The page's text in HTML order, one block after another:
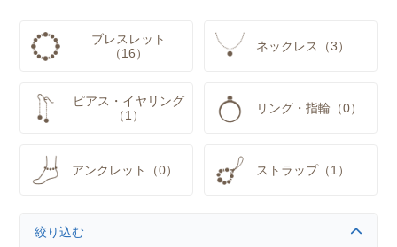
ブレスレット
（16）
ネックレス（3）
ピアス・イヤリング
（1）
リング・指輪（0）
アンクレット（0） ストラップ（1）
絞り込む